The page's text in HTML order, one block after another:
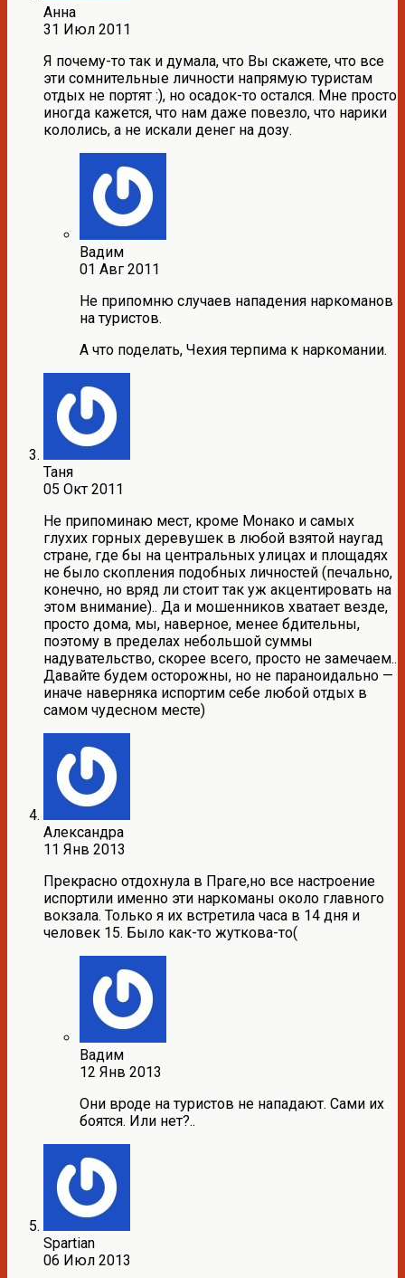
Анна
31 Июл 2011
Я почему-то так и думала, что Вы скажете, что все
эти сомнительные личности напрямую туристам
отдых не портят :), но осадок-то остался. Мне просто
иногда кажется, что нам даже повезло, что нарики
кололись, а не искали денег на дозу.
Вадим
01 Авг 2011
Не припомню случаев нападения наркоманов
на туристов.
А что поделать, Чехия терпима к наркомании.
Таня
05 Окт 2011
Не припоминаю мест, кроме Монако и самых
глухих горных деревушек в любой взятой наугад
стране, где бы на центральных улицах и площадях
не было скопления подобных личностей (печально,
конечно, но вряд ли стоит так уж акцентировать на
этом внимание).. Да и мошенников хватает везде,
просто дома, мы, наверное, менее бдительны,
поэтому в пределах небольшой суммы
надувательство, скорее всего, просто не замечаем..
Давайте будем осторожны, но не параноидально —
иначе наверняка испортим себе любой отдых в
самом чудесном месте)
Александра
11 Янв 2013
Прекрасно отдохнула в Праге,но все настроение
испортили именно эти наркоманы около главного
вокзала. Только я их встретила часа в 14 дня и
человек 15. Было как-то жуткова-то(
Вадим
12 Янв 2013
Они вроде на туристов не нападают. Сами их
боятся. Или нет?..
Spartian
06 Июл 2013